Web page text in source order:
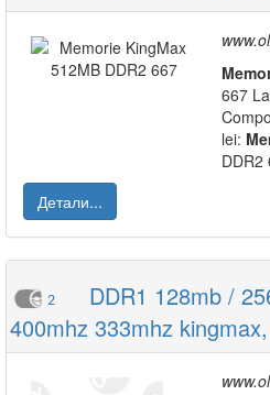
667
lei:
DDR2
Детали...
2
DDR1 128mb /
400mhz 333mhz